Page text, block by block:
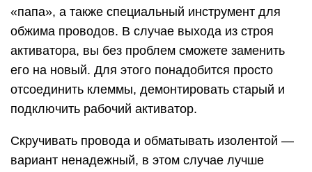
«папа», а также специальный инструмент для
обжима проводов. В случае выхода из строя
активатора, вы без проблем сможете заменить
его на новый. Для этого понадобится просто
отсоединить клеммы, демонтировать старый и
подключить рабочий активатор.
Скручивать провода и обматывать изолентой —
вариант ненадежный, в этом случае лучше